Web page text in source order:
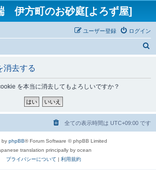
伊方町のお砂庭[よろず屋]
ログイン
ユーザー登録
消去する
を本当に消去してもよろしいですか？
全ての表示時間は UTC+09:00 です
by phpBB® Forum Software © phpBB Limited
translation principally by ocean
プライバシーについて | 利用規約